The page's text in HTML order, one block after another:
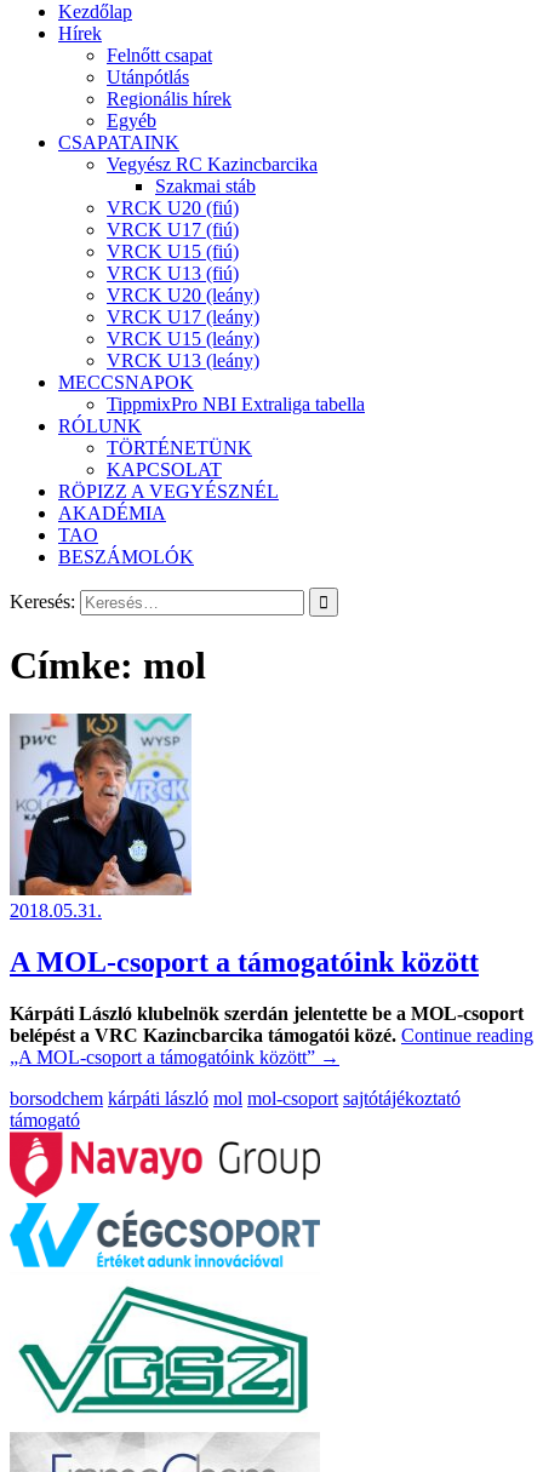
Kezdőlap
Hírek
Felnőtt csapat
Utánpótlás
Regionális hírek
Egyéb
CSAPATAINK
Vegyész RC Kazincbarcika
Szakmai stáb
VRCK U20 (fiú)
VRCK U17 (fiú)
VRCK U15 (fiú)
VRCK U13 (fiú)
VRCK U20 (leány)
VRCK U17 (leány)
VRCK U15 (leány)
VRCK U13 (leány)
MECCSNAPOK
TippmixPro NBI Extraliga tabella
RÓLUNK
TÖRTÉNETÜNK
KAPCSOLAT
RÖPIZZ A VEGYÉSZNÉL
AKADÉMIA
TAO
BESZÁMOLÓK
Keresés:
Címke: mol
2018.05.31.
A MOL-csoport a támogatóink között
Kárpáti László klubelnök szerdán jelentette be a MOL-csoport
belépést a VRC Kazincbarcika támogatói közé. Continue reading
„A MOL-csoport a támogatóink között” →
borsodchem kárpáti lászló mol mol-csoport sajtótájékoztató
támogató